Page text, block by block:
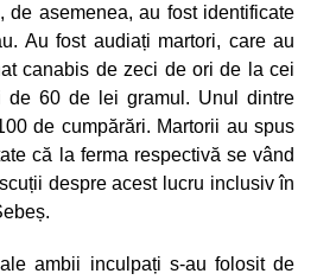
de asemenea, au fost identificate
Au fost audiați martori, care au
canabis de zeci de ori de la cei
de 60 de lei gramul. Unul dintre
de cumpărări. Martorii au spus
că la ferma respectivă se vând
despre acest lucru inclusiv în
ambii inculpați s-au folosit de